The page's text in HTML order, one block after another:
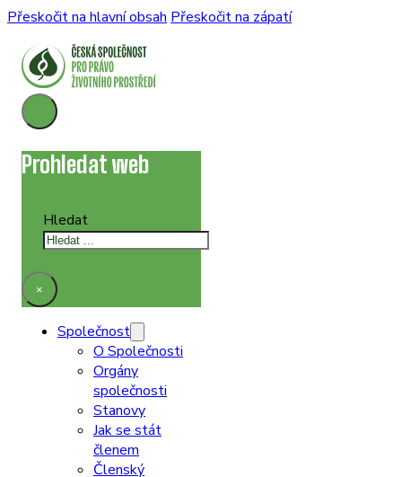
Přeskočit na hlavní obsah Přeskočit na zápatí
Prohledat web
Hledat
×
Společnost
O Společnosti
Orgány
společnosti
Stanovy
Jak se stát
členem
Členský